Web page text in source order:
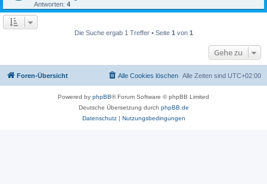
Antworten: 4
Die Suche ergab 1 Treffer • Seite 1 von 1
Gehe zu
Foren-Übersicht Alle Zeiten sind UTC+02:00
Alle Cookies löschen
Powered by phpBB® Forum Software © phpBB Limited
Deutsche Übersetzung durch phpBB.de
Datenschutz| Nutzungsbedingungen